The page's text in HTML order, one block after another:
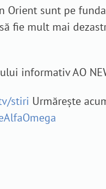
sunt pe
fie mult mai
informativ AO
stiri Urmărește